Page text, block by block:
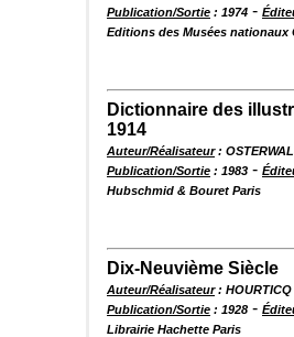
Publication/Sortie : 1974 -
Editions des Musées nationaux
Dictionnaire des
1914
Auteur/Réalisateur:
Publication/Sortie : 1983 -
Hubschmid & Bouret Paris
Dix-Neuvième Siècle
Auteur/Réalisateur:
Publication/Sortie : 1928 -
Librairie Hachette Paris